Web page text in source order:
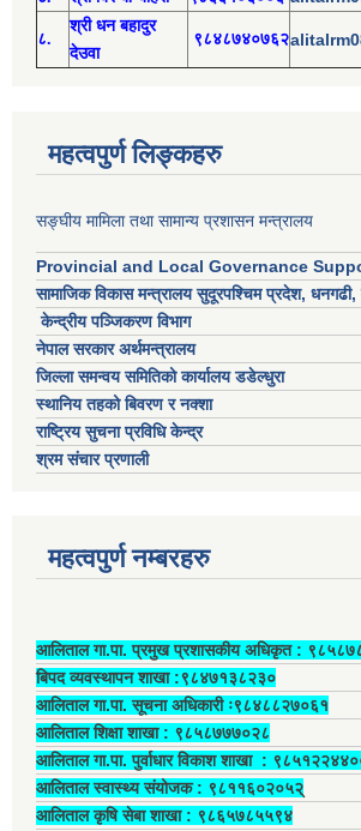
८.
श्री धन बहादुर
देउवा
९८४८७४०७६२
महत्वपुर्ण लिङ्कहरु
सङ्घीय मामिला तथा सामान्य प्रशासन मन्त्रालय
Provincial and Local Governance
सामाजिक विकास मन्त्रालय सुदूरपश्चिम प्रदेश, धनगढी,
केन्द्रीय पञ्जिकरण विभाग
नेपाल सरकार अर्थमन्त्रालय
जिल्ला समन्वय समितिको कार्यालय डडेल्धुरा
स्थानिय तहको बिवरण र नक्शा
राष्ट्रिय सुचना प्रविधि केन्द्र
श्रम संचार प्रणाली
महत्वपुर्ण नम्बरहरु
आलिताल गा.पा. प्रमुख प्रशासकीय अधिकृत ‍:
बिपद व्यवस्थापन शाखा :९८४७१३८२३०
आलिताल गा.पा. सूचना अधिकारी ः९८४८८२७०६१
आलिताल शिक्षा शाखा : ९८५८७७७०२८
आलिताल गा.पा. पुर्वाधार विकाश शाखा ‍:
आलिताल स्वास्थ्य संयोजक ‍: ९८११६०२०५२्
आलिताल कृषि सेबा शाखा : ९८६५७८५५९४